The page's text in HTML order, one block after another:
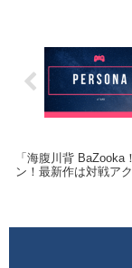
「海腹川背
ン！最新作は対戦ア